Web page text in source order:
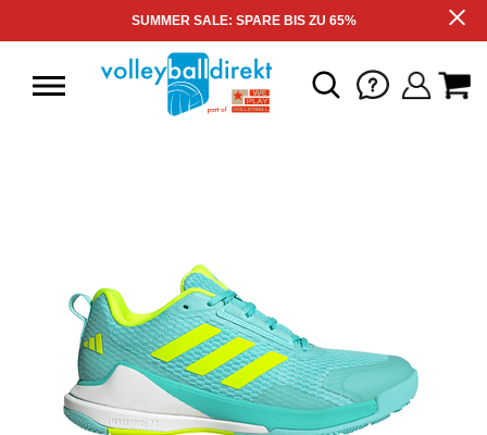
SUMMER SALE: SPARE BIS ZU 65%